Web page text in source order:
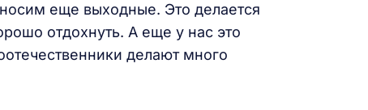
еще выходные. Это делается
отдохнуть. А еще у нас это
делают много